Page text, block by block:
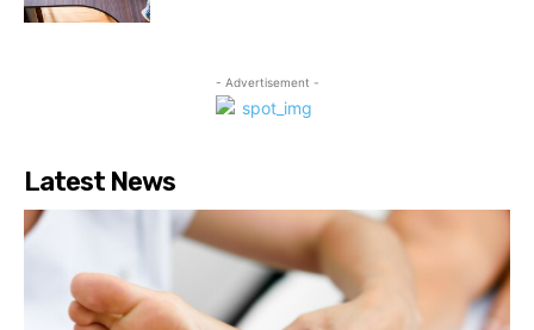
- Advertisement -
Latest News